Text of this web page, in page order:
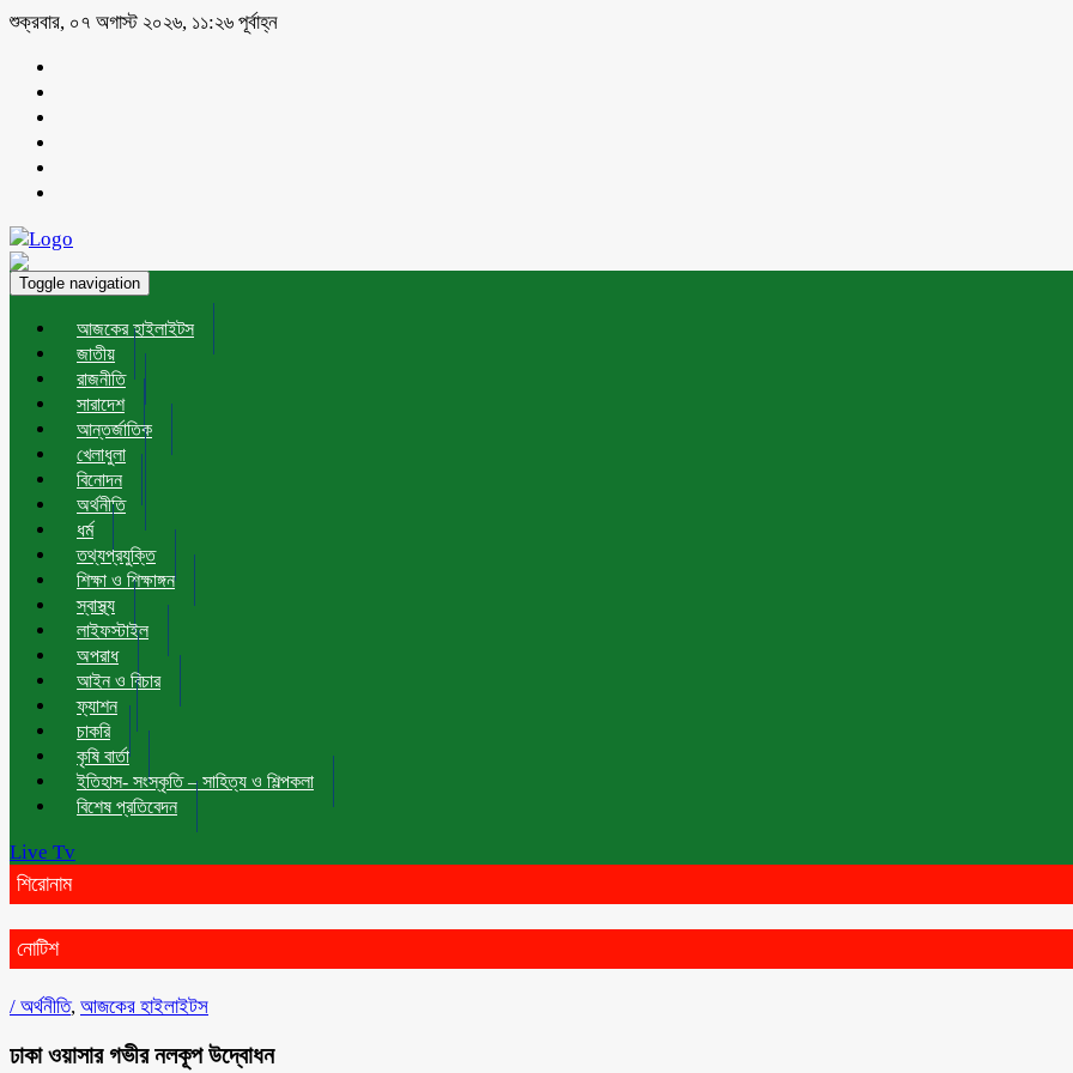
শুক্রবার, ০৭ অগাস্ট ২০২৬, ১১:২৬ পূর্বাহ্ন
Toggle navigation
আজকের হাইলাইটস
জাতীয়
রাজনীতি
সারাদেশ
আন্তর্জাতিক
খেলাধুলা
বিনোদন
অর্থনীতি
ধর্ম
তথ্যপ্রযুক্তি
শিক্ষা ও শিক্ষাঙ্গন
স্বাস্থ্য
লাইফস্টাইল
অপরাধ
আইন ও বিচার
ফ্যাশন
চাকরি
কৃষি বার্তা
ইতিহাস- সংস্কৃতি – সাহিত্য ও শিল্পকলা
বিশেষ প্রতিবেদন
Live Tv
শিরোনাম
নোটিশ
/ অর্থনীতি, আজকের হাইলাইটস
ঢাকা ওয়াসার গভীর নলকূপ উদ্বোধন